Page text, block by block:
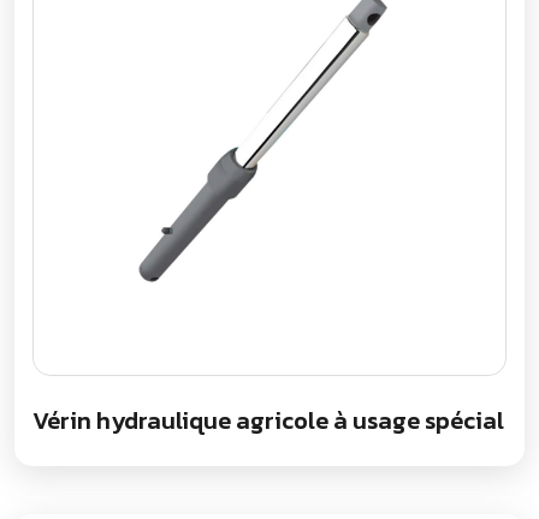
Vérin hydraulique agricole à usage spécial